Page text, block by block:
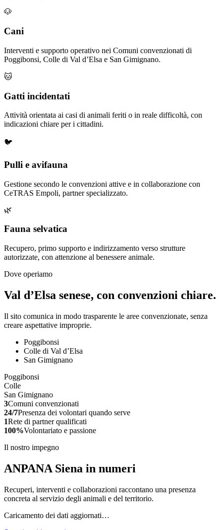
🐶
Cani
Interventi e supporto operativo nei Comuni convenzionati di
Poggibonsi, Colle di Val d’Elsa e San Gimignano.
🐱
Gatti incidentati
Attività orientata ai casi di animali feriti o in reale difficoltà, con
indicazioni chiare per i cittadini.
🐦
Pulli e avifauna
Gestione secondo le convenzioni attive e in collaborazione con
CeTRAS Empoli, partner specializzato.
🌿
Fauna selvatica
Recupero, primo supporto e indirizzamento verso strutture
autorizzate, con attenzione al benessere animale.
Dove operiamo
Val d’Elsa senese, con convenzioni chiare.
Il sito comunica in modo trasparente le aree convenzionate, senza
creare aspettative improprie.
Poggibonsi
Colle di Val d’Elsa
San Gimignano
Poggibonsi
Colle
San Gimignano
3Comuni convenzionati
24/7Presenza dei volontari quando serve
1Rete di partner qualificati
100%Volontariato e passione
Il nostro impegno
ANPANA Siena in numeri
Recuperi, interventi e collaborazioni raccontano una presenza
concreta al servizio degli animali e del territorio.
Caricamento dei dati aggiornati…